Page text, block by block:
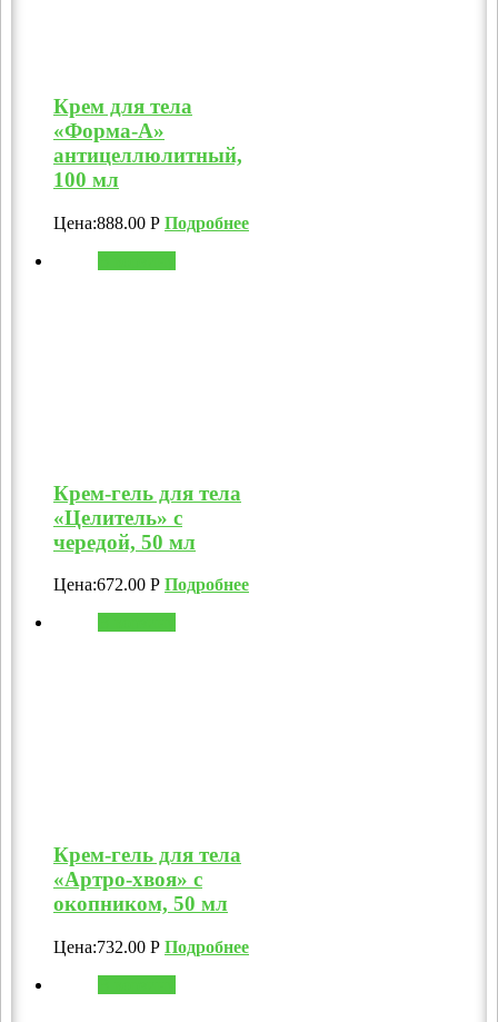
Крем для тела
«Форма-А»
антицеллюлитный,
100 мл
Цена:888.00 Р Подробнее
Крем-гель для тела
«Целитель» с
чередой, 50 мл
Цена:672.00 Р Подробнее
Крем-гель для тела
«Артро-хвоя» с
окопником, 50 мл
Цена:732.00 Р Подробнее